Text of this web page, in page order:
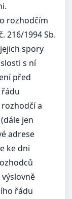
rozhodčím
216/1994 Sb.
spory
s ní
před
a
jen
adrese
ke dni
řádu